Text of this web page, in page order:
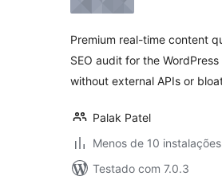
Premium real-time content
SEO audit for the
without external APIs or
Palak Patel
Menos de 10
Testado com 7.0.3